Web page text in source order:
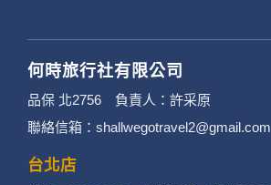
何時旅行社有限公司
品保 北2756 負責人：許采原
聯絡信箱：shallwegotravel2@gmail.com
台北店